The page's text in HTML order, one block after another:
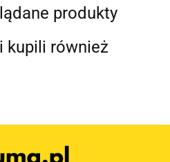
produkty
kupili również